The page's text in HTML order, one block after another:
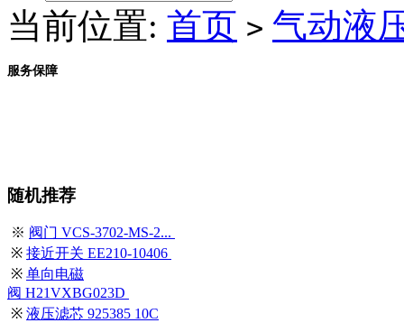
当前位置: 首页 > 气动液
服务保障
随机推荐
※ 阀门 VCS-3702-MS-2...
※ 接近开关 EE210-10406
※ 单向电磁
阀 H21VXBG023D
※ 液压滤芯 925385 10C